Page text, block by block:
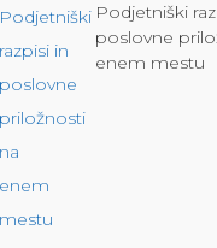
Podjetniški
poslovne
enem mestu